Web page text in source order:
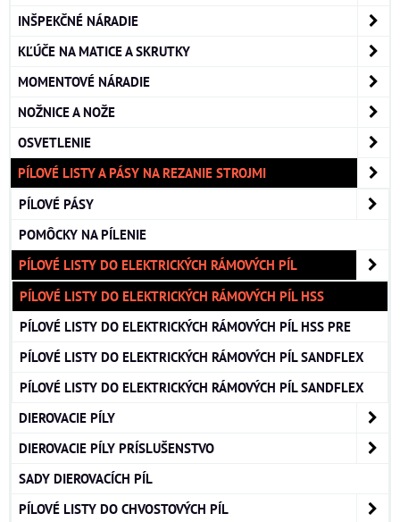
INŠPEKČNÉ NÁRADIE
KĽÚČE NA MATICE A SKRUTKY
MOMENTOVÉ NÁRADIE
NOŽNICE A NOŽE
OSVETLENIE
PÍLOVÉ LISTY A PÁSY NA REZANIE STROJMI
PÍLOVÉ PÁSY
POMÔCKY NA PÍLENIE
PÍLOVÉ LISTY DO ELEKTRICKÝCH RÁMOVÝCH PÍL
PÍLOVÉ LISTY DO ELEKTRICKÝCH RÁMOVÝCH PÍL HSS
PÍLOVÉ LISTY DO ELEKTRICKÝCH RÁMOVÝCH PÍL HSS PRE
PÍLOVÉ LISTY DO ELEKTRICKÝCH RÁMOVÝCH PÍL SANDFLEX
PÍLOVÉ LISTY DO ELEKTRICKÝCH RÁMOVÝCH PÍL SANDFLEX
DIEROVACIE PÍLY
DIEROVACIE PÍLY PRÍSLUŠENSTVO
SADY DIEROVACÍCH PÍL
PÍLOVÉ LISTY DO CHVOSTOVÝCH PÍL